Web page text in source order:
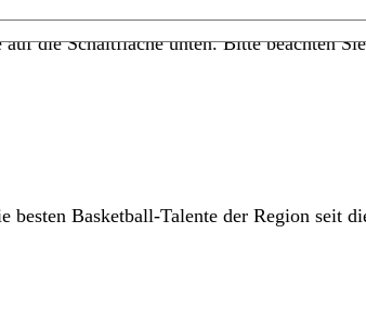
die Schaltfläche unten. Bitte beachten
Basketball-Talente der Region seit